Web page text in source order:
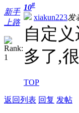
新手
上路
10#
xiakun223发
自定
多了,
TOP
返回列表 回复 发帖